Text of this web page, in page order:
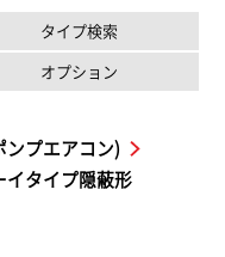
タイプ検索
オプション
ンプエアコン)
イタイプ隠蔽形